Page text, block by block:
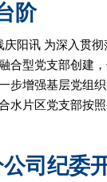
阶
庆阳讯 为深入贯彻
合型党支部创建
步增强基层党组
水片区党支部按
司纪委